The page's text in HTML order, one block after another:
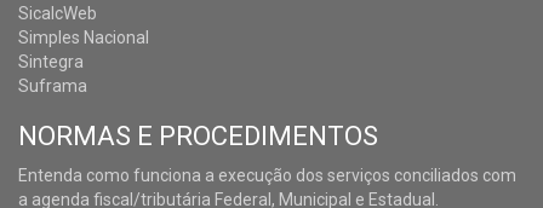
SicalcWeb
Simples Nacional
Sintegra
Suframa
NORMAS E PROCEDIMENTOS
Entenda como funciona a execução dos serviços conciliados com
a agenda fiscal/tributária Federal, Municipal e Estadual.